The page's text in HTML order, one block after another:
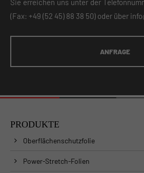
Sie erreichen uns unter der
(Fax: +49 (52 45) 88 38 50) oder über
ANFRAGE
PRODUKTE
Oberflächenschutzfolie
Power-Stretch-Folien